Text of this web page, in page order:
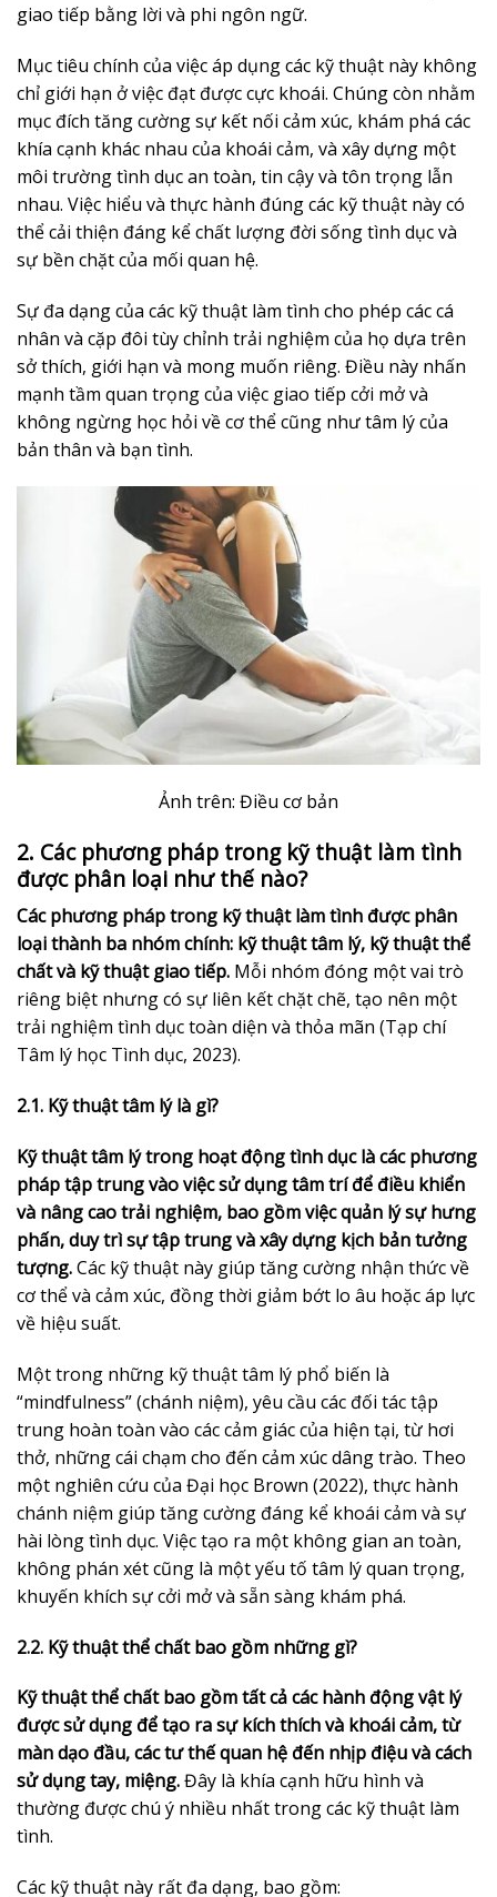
giao tiếp bằng lời và phi ngôn ngữ.
Mục tiêu chính của việc áp dụng các kỹ thuật này không
chỉ giới hạn ở việc đạt được cực khoái. Chúng còn nhằm
mục đích tăng cường sự kết nối cảm xúc, khám phá các
khía cạnh khác nhau của khoái cảm, và xây dựng một
môi trường tình dục an toàn, tin cậy và tôn trọng lẫn
nhau. Việc hiểu và thực hành đúng các kỹ thuật này có
thể cải thiện đáng kể chất lượng đời sống tình dục và
sự bền chặt của mối quan hệ.
Sự đa dạng của các kỹ thuật làm tình cho phép các cá
nhân và cặp đôi tùy chỉnh trải nghiệm của họ dựa trên
sở thích, giới hạn và mong muốn riêng. Điều này nhấn
mạnh tầm quan trọng của việc giao tiếp cởi mở và
không ngừng học hỏi về cơ thể cũng như tâm lý của
bản thân và bạn tình.
Ảnh trên: Điều cơ bản
2. Các phương pháp trong kỹ thuật làm tình
được phân loại như thế nào?
Các phương pháp trong kỹ thuật làm tình được phân
loại thành ba nhóm chính: kỹ thuật tâm lý, kỹ thuật thể
chất và kỹ thuật giao tiếp. Mỗi nhóm đóng một vai trò
riêng biệt nhưng có sự liên kết chặt chẽ, tạo nên một
trải nghiệm tình dục toàn diện và thỏa mãn (Tạp chí
Tâm lý học Tình dục, 2023).
2.1. Kỹ thuật tâm lý là gì?
Kỹ thuật tâm lý trong hoạt động tình dục là các phương
pháp tập trung vào việc sử dụng tâm trí để điều khiển
và nâng cao trải nghiệm, bao gồm việc quản lý sự hưng
phấn, duy trì sự tập trung và xây dựng kịch bản tưởng
tượng.Các kỹ thuật này giúp tăng cường nhận thức về
cơ thể và cảm xúc, đồng thời giảm bớt lo âu hoặc áp lực
về hiệu suất.
Một trong những kỹ thuật tâm lý phổ biến là
“mindfulness” (chánh niệm), yêu cầu các đối tác tập
trung hoàn toàn vào các cảm giác của hiện tại, từ hơi
thở, những cái chạm cho đến cảm xúc dâng trào. Theo
một nghiên cứu của Đại học Brown (2022), thực hành
chánh niệm giúp tăng cường đáng kể khoái cảm và sự
hài lòng tình dục. Việc tạo ra một không gian an toàn,
không phán xét cũng là một yếu tố tâm lý quan trọng,
khuyến khích sự cởi mở và sẵn sàng khám phá.
2.2. Kỹ thuật thể chất bao gồm những gì?
Kỹ thuật thể chất bao gồm tất cả các hành động vật lý
được sử dụng để tạo ra sự kích thích và khoái cảm, từ
màn dạo đầu, các tư thế quan hệ đến nhịp điệu và cách
sử dụng tay, miệng.Đây là khía cạnh hữu hình và
thường được chú ý nhiều nhất trong các kỹ thuật làm
tình.
Các kỹ thuật này rất đa dạng, bao gồm: